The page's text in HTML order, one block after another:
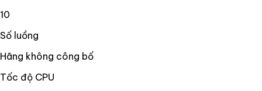
10
Số luồng
Hãng không công bố
Tốc độ CPU